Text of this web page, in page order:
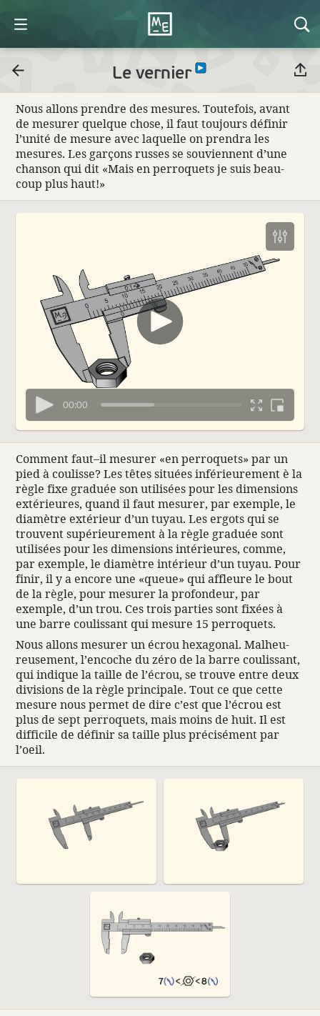
Le vernier
Nous allons prendre des mesures. Toute­fois, avant
de mesurer quelque chose, il faut toujours définir
l’unité de mesure avec laquelle on prendra les
mesures. Les garçons russes se souviennent d’une
chanson qui dit «Mais en perroquets je suis beau­
coup plus haut!»
Comment faut–il mesurer «en perroquets» par un
pied à coulisse? Les têtes situées infé­rieu­re­ment è la
règle fixe graduée son utili­sées pour les dimen­sions
exté­rieures, quand il faut mesurer, par exemple, le
diamètre exté­rieur d’un tuyau. Les ergots qui se
trouvent supé­rieu­re­ment à la règle graduée sont
utili­sées pour les dimen­sions inté­rieures, comme,
par exemple, le diamètre inté­rieur d’un tuyau. Pour
finir, il y a encore une «queue» qui affleure le bout
de la règle, pour mesurer la profon­deur, par
exemple, d’un trou. Ces trois parties sont fixées à
une barre coulis­sant qui mesure 15 perroquets.
Nous allons mesurer un écrou hexa­gonal. Malheu­
reu­se­ment, l’encoche du zéro de la barre coulis­sant,
qui indique la taille de l’écrou, se trouve entre deux
divi­sions de la règle prin­ci­pale. Tout ce que cette
mesure nous permet de dire c’est que l’écrou est
plus de sept perroquets, mais moins de huit. Il est
diffi­cile de définir sa taille plus préci­sé­ment par
l’oeil.